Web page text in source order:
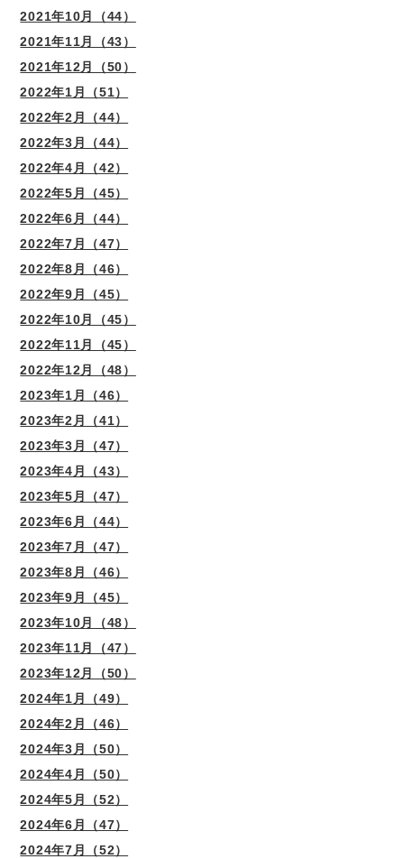
2021年10月（44）
2021年11月（43）
2021年12月（50）
2022年1月（51）
2022年2月（44）
2022年3月（44）
2022年4月（42）
2022年5月（45）
2022年6月（44）
2022年7月（47）
2022年8月（46）
2022年9月（45）
2022年10月（45）
2022年11月（45）
2022年12月（48）
2023年1月（46）
2023年2月（41）
2023年3月（47）
2023年4月（43）
2023年5月（47）
2023年6月（44）
2023年7月（47）
2023年8月（46）
2023年9月（45）
2023年10月（48）
2023年11月（47）
2023年12月（50）
2024年1月（49）
2024年2月（46）
2024年3月（50）
2024年4月（50）
2024年5月（52）
2024年6月（47）
2024年7月（52）